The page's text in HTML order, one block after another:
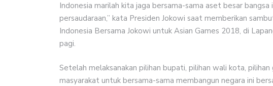
Indonesia marilah kita jaga bersama-sama aset besar bangsa
persaudaraan,” kata Presiden Jokowi saat memberikan
Indonesia Bersama Jokowi untuk Asian Games 2018, di
pagi.
Setelah melaksanakan pilihan bupati, pilihan wali kota,
masyarakat untuk bersama-sama membangun negara ini